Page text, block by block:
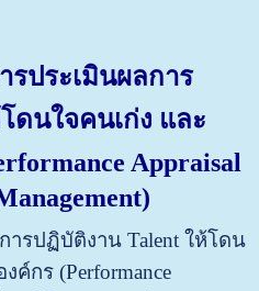
ประเมินผลการ
ดนใจคนเก่ง และ
Appraisal
ารปฏิบัติงาน Talent ให้โดน
ค์กร (Performance